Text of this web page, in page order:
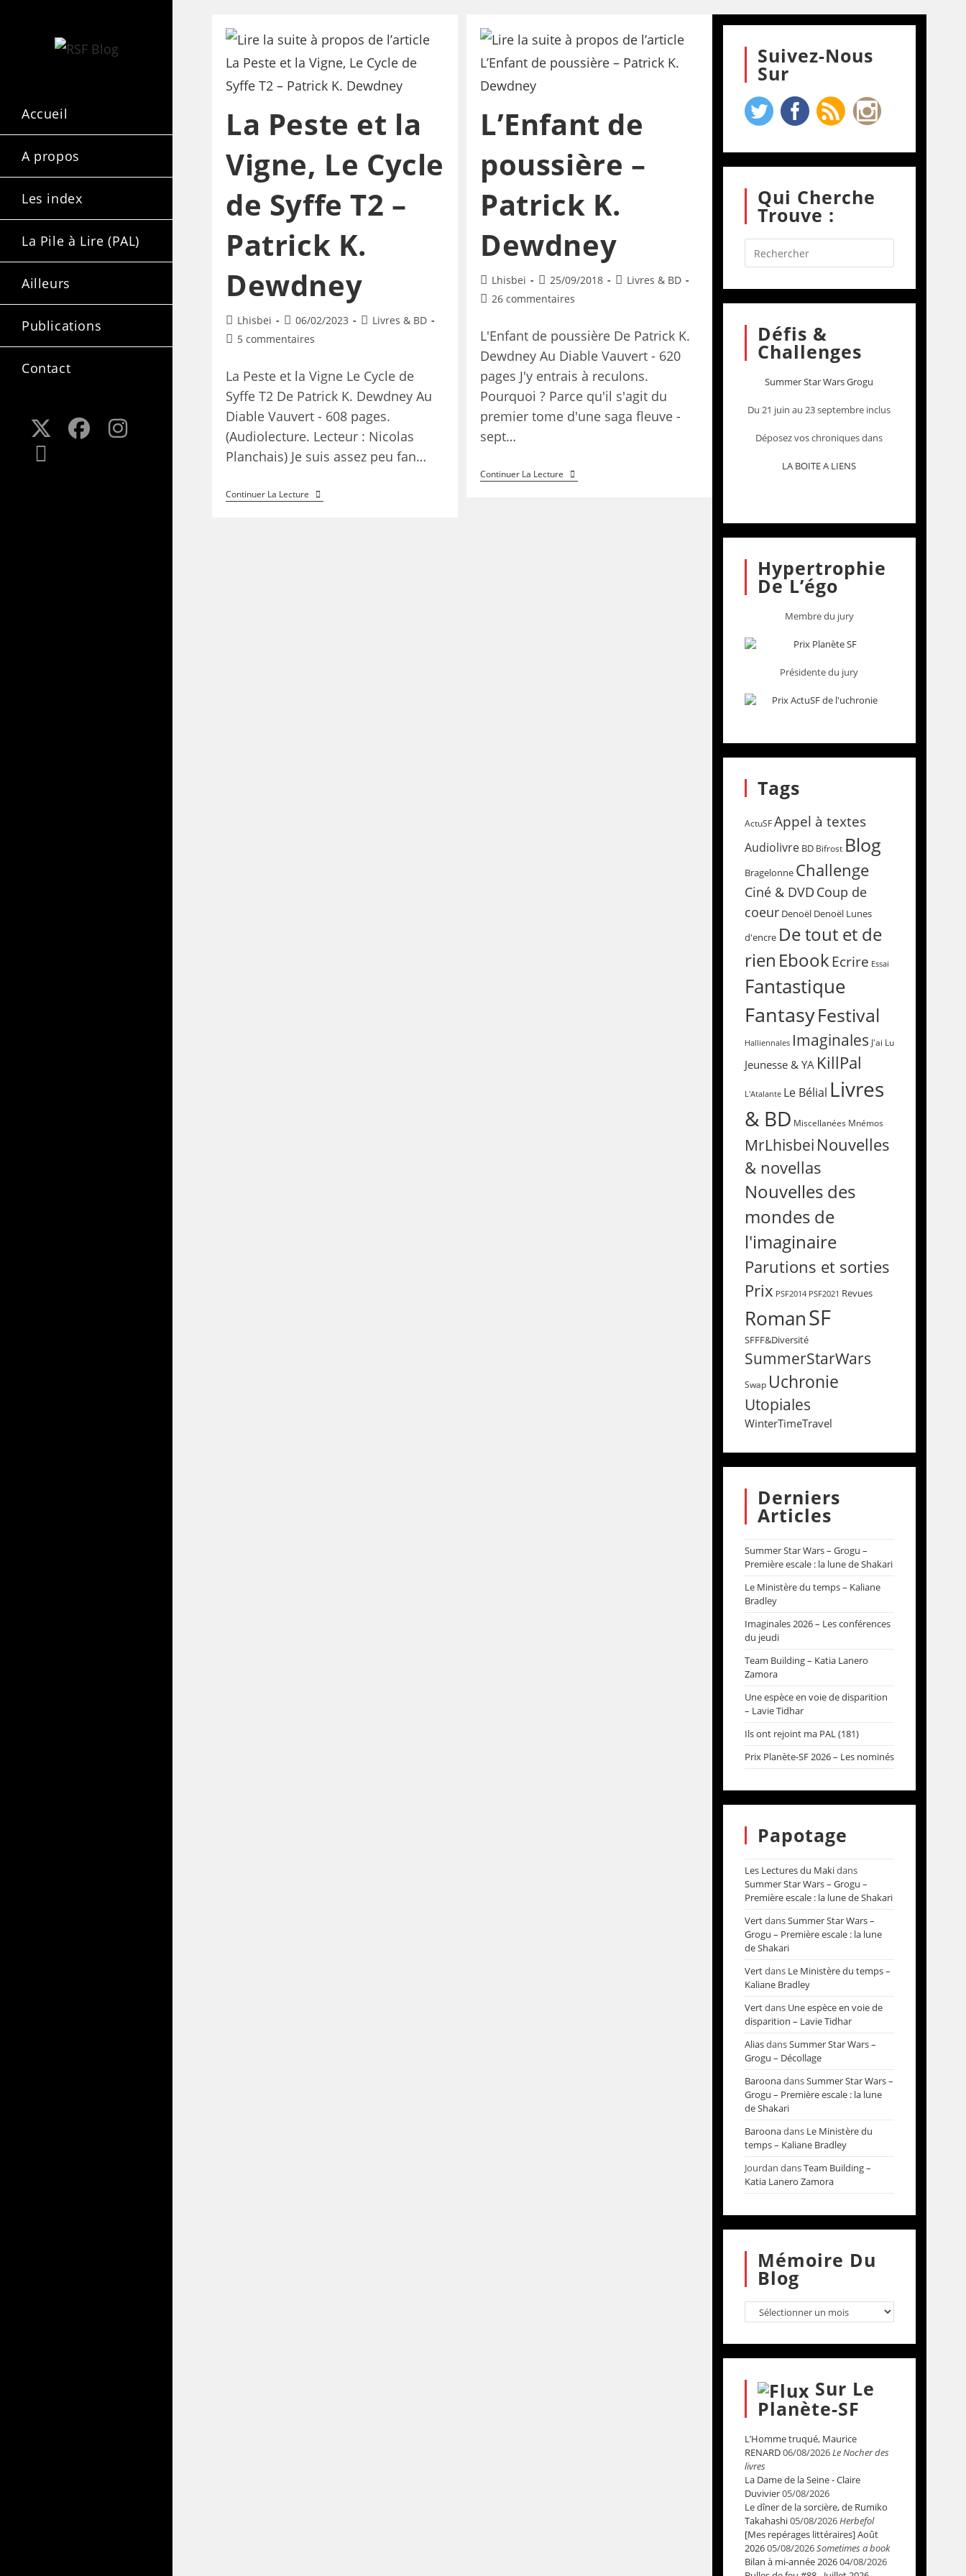
Accueil
A propos
Les index
La Pile à Lire (PAL)
Ailleurs
Publications
Contact
La Peste et la
Vigne, Le Cycle
de Syffe T2 –
Patrick K.
Dewdney
Lhisbei 06/02/2023
Livres & BD
5 commentaires
La Peste et la Vigne Le Cycle de
Syffe T2 De Patrick K. Dewdney Au
Diable Vauvert - 608 pages.
(Audiolecture. Lecteur : Nicolas
Planchais) Je suis assez peu fan…
Continuer La Lecture
L’Enfant de
poussière –
Patrick K.
Dewdney
Lhisbei 25/09/2018
Livres & BD
26 commentaires
L'Enfant de poussière De Patrick K.
Dewdney Au Diable Vauvert - 620
pages J'y entrais à reculons.
Pourquoi ? Parce qu'il s'agit du
premier tome d'une saga fleuve -
sept…
Continuer La Lecture
Suivez-Nous
Sur
Qui Cherche
Trouve :
Défis &
Challenges
Summer Star Wars Grogu
Du 21 juin au 23 septembre inclus
Déposez vos chroniques dans
LA BOITE A LIENS
Hypertrophie
De L’égo
Membre du jury
Présidente du jury
Tags
ActuSF Appel à textes
Audiolivre BD Bifrost Blog
Bragelonne Challenge
Ciné & DVD Coup de
coeur Denoël Denoël Lunes
d'encre De tout et de
rien EbookEcrire Essai
Fantastique
FantasyFestival
Halliennales Imaginales J'ai Lu
Jeunesse & YA KillPal
L'Atalante Le Bélial Livres
& BD Miscellanées Mnémos
MrLhisbei Nouvelles
& novellas
Nouvelles des
mondes de
l'imaginaire
Parutions et sorties
Prix PSF2014 PSF2021 Revues
RomanSF
SFFF&Diversité
SummerStarWars
Swap Uchronie
Utopiales
WinterTimeTravel
Derniers
Articles
Summer Star Wars – Grogu –
Première escale : la lune de Shakari
Le Ministère du temps – Kaliane
Bradley
Imaginales 2026 – Les conférences
du jeudi
Team Building – Katia Lanero
Zamora
Une espèce en voie de disparition
– Lavie Tidhar
Ils ont rejoint ma PAL (181)
Prix Planète-SF 2026 – Les nominés
Papotage
Les Lectures du Makidans
Summer Star Wars – Grogu –
Première escale : la lune de Shakari
VertdansSummer Star Wars –
Grogu – Première escale : la lune
de Shakari
Vertdans Le Ministère du temps –
Kaliane Bradley
Vertdans Une espèce en voie de
disparition – Lavie Tidhar
AliasdansSummer Star Wars –
Grogu – Décollage
BaroonadansSummer Star Wars –
Grogu – Première escale : la lune
de Shakari
Baroonadans Le Ministère du
temps – Kaliane Bradley
Jourdan dansTeam Building –
Katia Lanero Zamora
Mémoire Du
Blog
Sur Le
Planète-SF
L’Homme truqué, Maurice
RENARD06/08/2026Le Nocher des
livres
La Dame de la Seine - Claire
Duvivier05/08/2026
Le dîner de la sorcière, de Rumiko
Takahashi05/08/2026Herbefol
[Mes repérages littéraires] Août
202605/08/2026Sometimes a book
Bilan à mi-année 202604/08/2026